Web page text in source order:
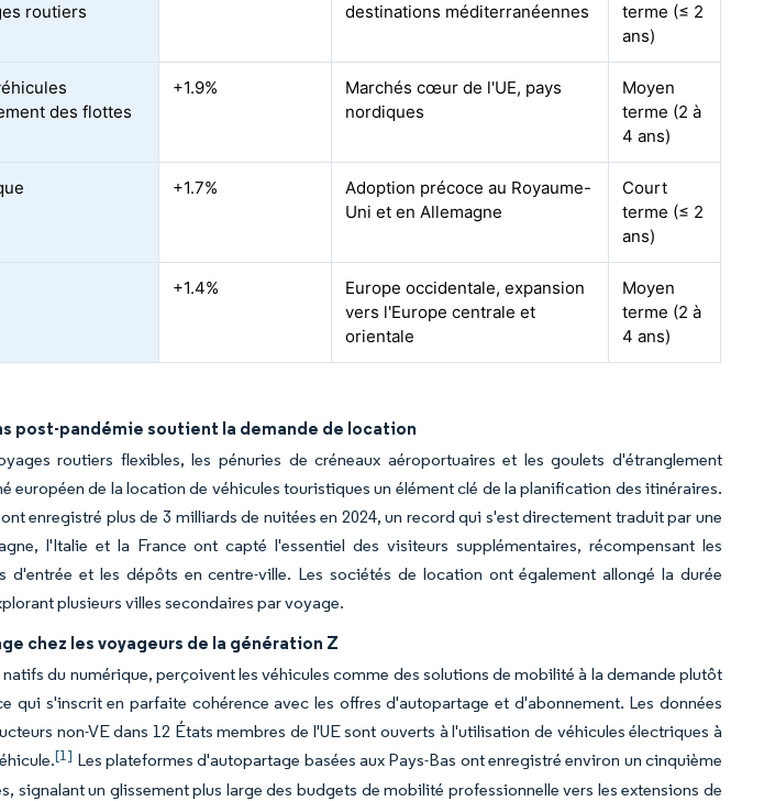
routiers
destinations méditerranéennes
terme (≤ 2
ans)
des flottes
+1.9%
Marchés cœur de l'UE, pays
nordiques
Moyen
terme (2 à
4 ans)
+1.7%
Adoption précoce au Royaume-
Uni et en Allemagne
Court
terme (≤ 2
ans)
+1.4%
Europe occidentale, expansion
vers l'Europe centrale et
orientale
Moyen
terme (2 à
4 ans)
post-pandémie soutient la demande de location
routiers flexibles, les pénuries de créneaux aéroportuaires et les goulets d'étranglement
européen de la location de véhicules touristiques un élément clé de la planification des itinéraires.
enregistré plus de 3 milliards de nuitées en 2024, un record qui s'est directement traduit par une
l'Italie et la France ont capté l'essentiel des visiteurs supplémentaires, récompensant les
d'entrée et les dépôts en centre-ville. Les sociétés de location ont également allongé la durée
plusieurs villes secondaires par voyage.
chez les voyageurs de la génération Z
du numérique, perçoivent les véhicules comme des solutions de mobilité à la demande plutôt
qui s'inscrit en parfaite cohérence avec les offres d'autopartage et d'abonnement. Les données
non-VE dans 12 États membres de l'UE sont ouverts à l'utilisation de véhicules électriques à
[1] Les plateformes d'autopartage basées aux Pays-Bas ont enregistré environ un cinquième
signalant un glissement plus large des budgets de mobilité professionnelle vers les extensions de